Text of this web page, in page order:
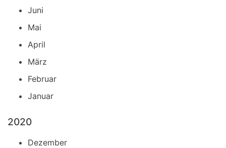
Juni
Mai
April
März
Februar
Januar
2020
Dezember